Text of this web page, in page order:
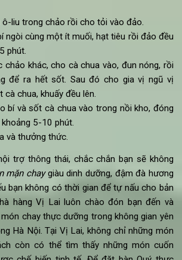
món kho chay đơn giản vớiBí ngòi-
(thái miếng)
vỏ, nghiền nhỏ)
kho chay ngon vớiBí ngòi-cà chua:
ô-liu trong chảo rồi cho tỏi vào đảo.
ngòi cùng một ít muối, hạt tiêu rồi đảo